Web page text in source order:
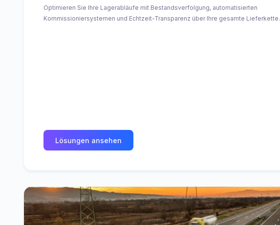
Optimieren Sie Ihre Lagerabläufe mit Bestandsverfolgung, automatisierten
Kommissioniersystemen und Echtzeit-Transparenz über Ihre gesamte Lieferkette.
Lösungen ansehen